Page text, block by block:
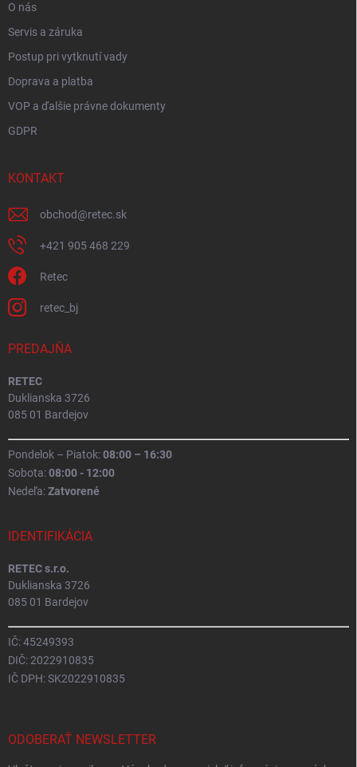
O nás
Servis a záruka
Postup pri vytknutí vady
Doprava a platba
VOP a ďalšie právne dokumenty
GDPR
KONTAKT
obchod@retec.sk
+421 905 468 229
Retec
retec_bj
PREDAJŇA
RETEC
Duklianska 3726
085 01 Bardejov
Pondelok – Piatok:08:00 – 16:30
Sobota:08:00 - 12:00
Nedeľa:Zatvorené
IDENTIFIKÁCIA
RETEC s.r.o.
Duklianska 3726
085 01 Bardejov
IČ: 45249393
DIČ: 2022910835
IČ DPH: SK2022910835
ODOBERAŤ NEWSLETTER